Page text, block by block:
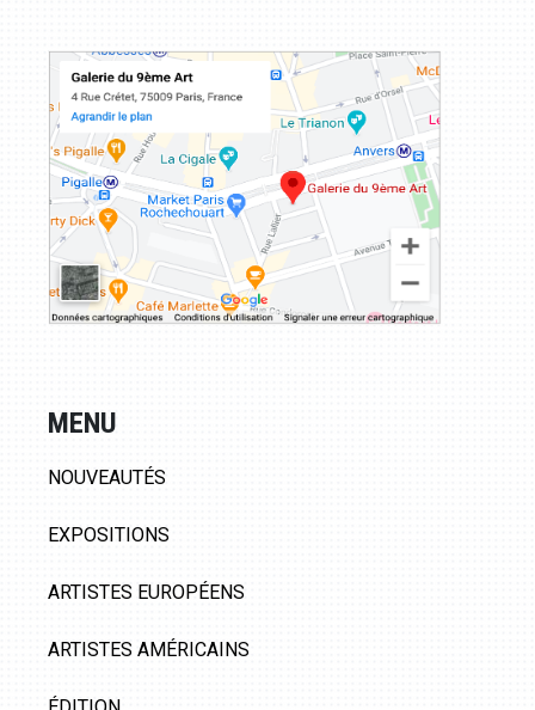
MENU
NOUVEAUTÉS
EXPOSITIONS
ARTISTES EUROPÉENS
ARTISTES AMÉRICAINS